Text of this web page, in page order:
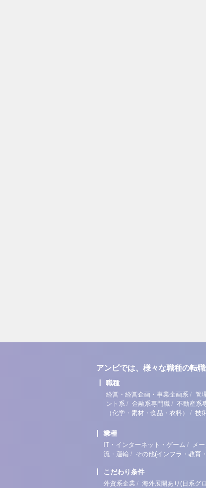
アンビでは、様々な職種の転
職種
経営・経営企画・事業企画系 / 管
ント系 / 金融系専門職 / 不動産系
（化学・素材・食品・衣料）
/ 技
業種
IT・インターネット・ゲーム / メ
流・運輸 / その他(インフラ・教育
こだわり条件
外資系企業 / 海外展開あり(日系グ